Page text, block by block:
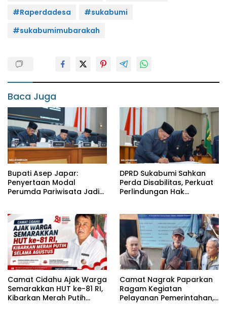
#Raperdadesa
#sukabumi
#sukabumimubarakah
Baca Juga
Bupati Asep Japar:
Penyertaan Modal
Perumda Pariwisata Jadi
DPRD Sukabumi Sahkan
Perda Disabilitas, Perkuat
Perlindungan Hak
Camat Cidahu Ajak Warga
Semarakkan HUT ke-81 RI,
Kibarkan Merah Putih
Camat Nagrak Paparkan
Ragam Kegiatan
Pelayanan Pemerintahan,